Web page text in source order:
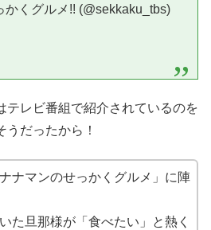
かくグルメ!! (@sekkaku_tbs)
テレビ番組で紹介されているのを
うだったから！
ナマンのせっかくグルメ」に陣
た旦那様が「食べたい」と熱く